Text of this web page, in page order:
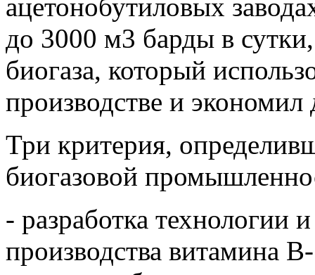
ацетонобутиловых
до 3000 м3 барды в
биогаза, который
производстве и
Три критерия,
биогазовой
- разработка технологии
производства витамина